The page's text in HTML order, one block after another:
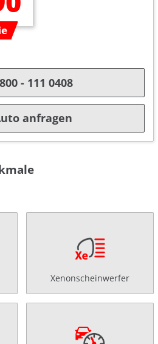
- 111 0408
anfragen
Xenonscheinwerfer